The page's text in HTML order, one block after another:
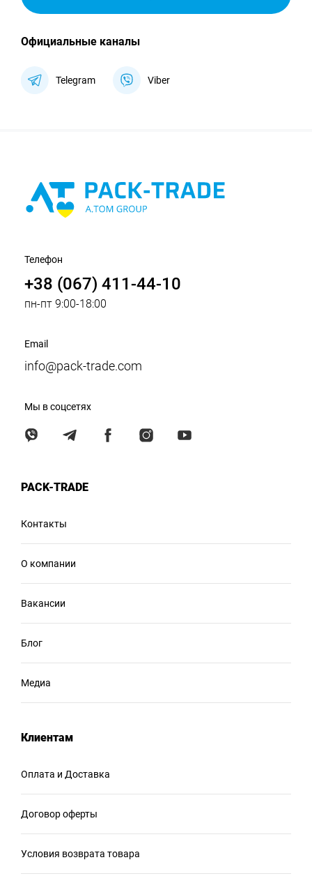
Официальные каналы
Telegram Viber
Телефон
+38 (067) 411-44-10
пн-пт 9:00-18:00
Email
info@pack-trade.com
Мы в соцсетях
PACK-TRADE
Контакты
О компании
Вакансии
Блог
Медиа
Клиентам
Оплата и Доставка
Договор оферты
Условия возврата товара